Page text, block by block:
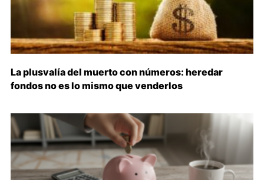
La plusvalía del muerto con números: heredar
fondos no es lo mismo que venderlos